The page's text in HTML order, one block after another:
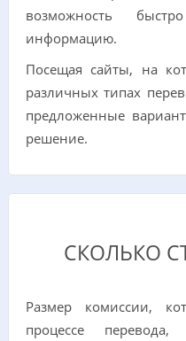
возможность
информацию.
Посещая сайты, на
различных типах
предложенные
решение.
СКОЛЬКО
Размер комиссии,
процессе